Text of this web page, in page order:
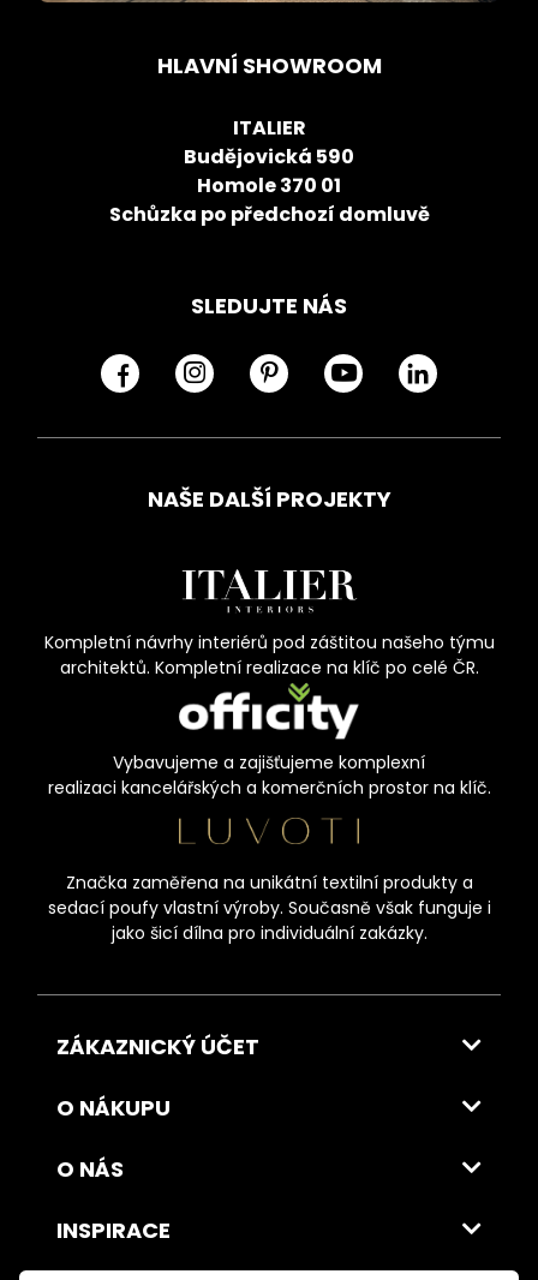
HLAVNÍ SHOWROOM
ITALIER
Budějovická 590
Homole 370 01
Schůzka po předchozí domluvě
SLEDUJTE NÁS
NAŠE DALŠÍ PROJEKTY
Kompletní návrhy interiérů pod záštitou našeho týmu
architektů. Kompletní realizace na klíč po celé ČR.
Vybavujeme a zajišťujeme komplexní
realizaci kancelářských a komerčních prostor na klíč.
Značka zaměřena na unikátní textilní produkty a
sedací poufy vlastní výroby. Současně však funguje i
jako šicí dílna pro individuální zakázky.
ZÁKAZNICKÝ ÚČET
O NÁKUPU
O NÁS
INSPIRACE